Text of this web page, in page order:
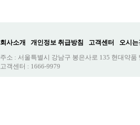
회사소개 개인정보 취급방침 고객센터
오시는
주소 : 서울특별시 강남구 봉은사로 135 현대약품
고객센터 : 1666-9979